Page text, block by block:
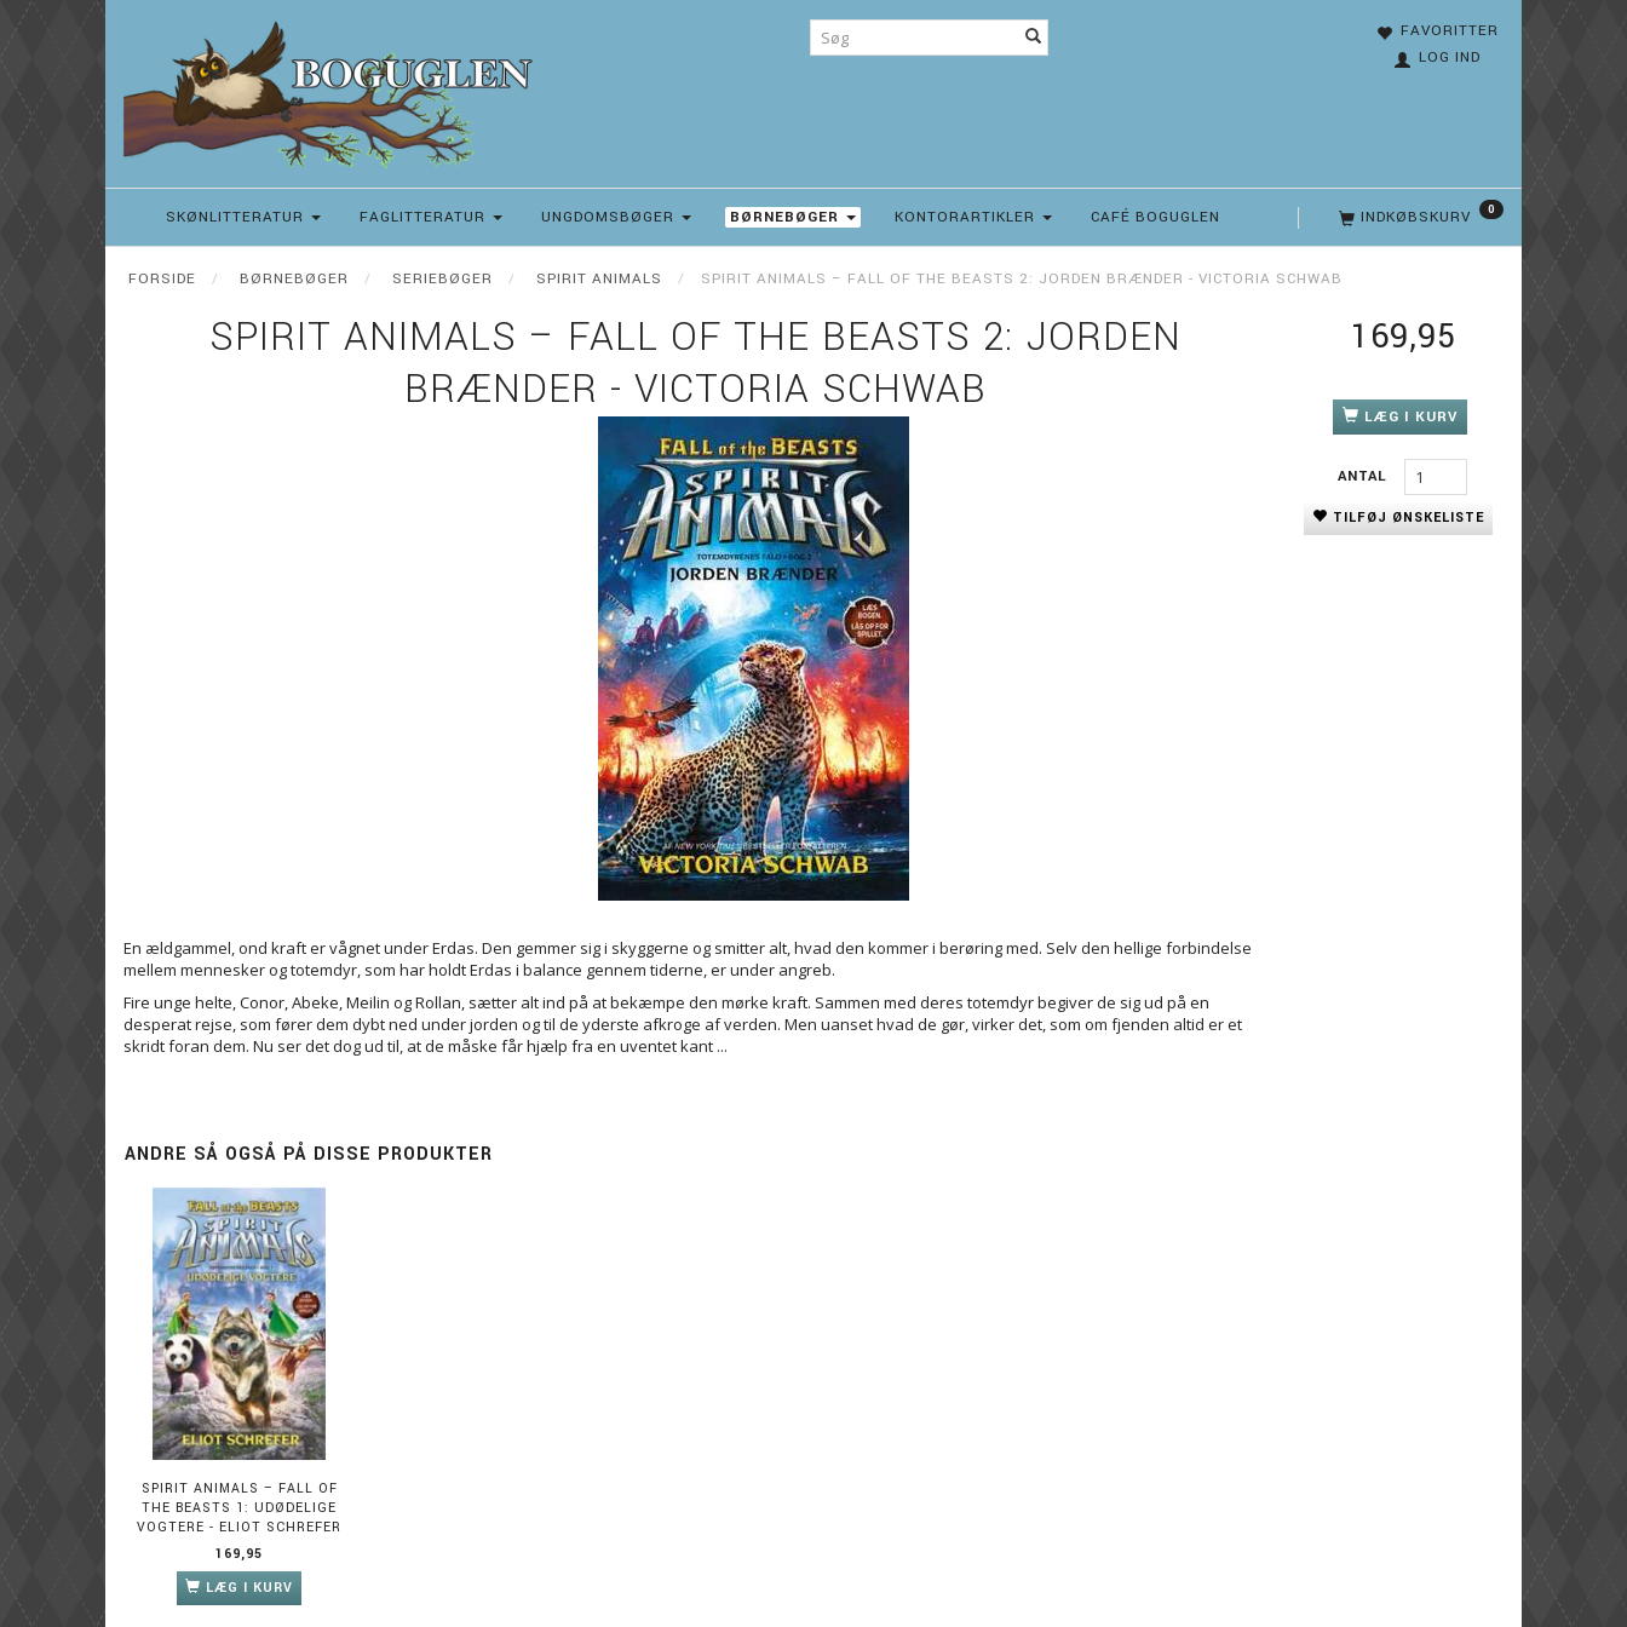
FAVORITTER
LOG IND
INDKØBSKURV 0
SKØNLITTERATUR FAGLITTERATUR UNGDOMSBØGER BØRNEBØGER KONTORARTIKLER CAFÉ BOGUGLEN
FORSIDE BØRNEBØGER SERIEBØGER SPIRIT ANIMALS SPIRIT ANIMALS – FALL OF THE BEASTS 2: JORDEN BRÆNDER - VICTORIA SCHWAB
SPIRIT ANIMALS – FALL OF THE BEASTS 2: JORDEN
BRÆNDER - VICTORIA SCHWAB
En ældgammel, ond kraft er vågnet under Erdas. Den gemmer sig i skyggerne og smitter alt, hvad den kommer i berøring med. Selv den hellige forbindelse
mellem mennesker og totemdyr, som har holdt Erdas i balance gennem tiderne, er under angreb.
Fire unge helte, Conor, Abeke, Meilin og Rollan, sætter alt ind på at bekæmpe den mørke kraft. Sammen med deres totemdyr begiver de sig ud på en
desperat rejse, som fører dem dybt ned under jorden og til de yderste afkroge af verden. Men uanset hvad de gør, virker det, som om fjenden altid er et
skridt foran dem. Nu ser det dog ud til, at de måske får hjælp fra en uventet kant ...
169,95
LÆG I KURV
ANTAL
TILFØJ ØNSKELISTE
ANDRE SÅ OGSÅ PÅ DISSE PRODUKTER
SPIRIT ANIMALS – FALL OF
THE BEASTS 1: UDØDELIGE
VOGTERE - ELIOT SCHREFER
169,95
LÆG I KURV